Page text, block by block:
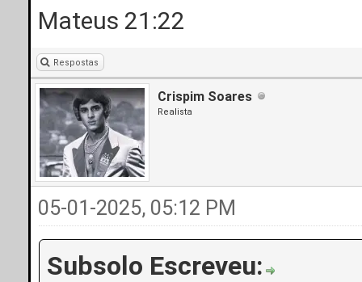
Mateus 21:22
Respostas
Crispim Soares
Realista
05-01-2025, 05:12 PM
Subsolo Escreveu: